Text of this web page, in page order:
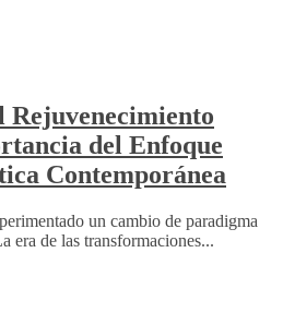
Rejuvenecimiento
del Enfoque
Contemporánea
un cambio de paradigma
era de las transformaciones...